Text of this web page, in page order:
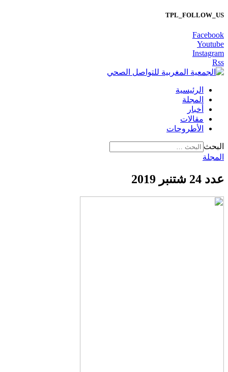
TPL_FOLLOW_US
Facebook
Youtube
Instagram
Rss
الرئيسية
المجلة
أخبار
مقالات
الأطروحات
البحث
المجلة
عدد 24 شتنبر 2019